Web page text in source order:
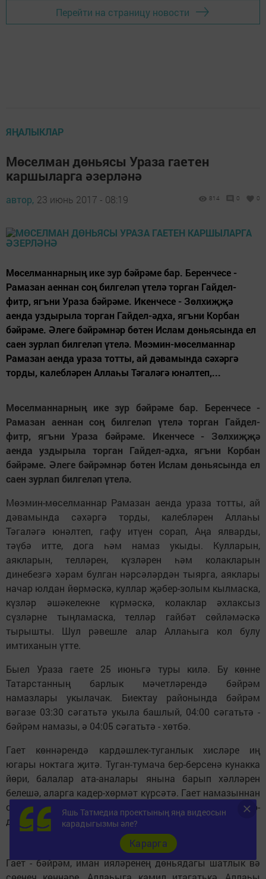
Перейти на страницу новости
ЯҢАЛЫКЛАР
Мөселман дөньясы Ураза гаетен
каршыларга әзерләнә
автор, 23 июнь 2017 - 08:19 814 0 0
Мөселманнарның ике зур бәйрәме бар. Беренчесе -
Рамазан аеннан соң билгеләп үтелә торган Гайдел-
фитр, ягъни Ураза бәйрәме. Икенчесе - Зөлхиҗҗә
аенда уздырыла торган Гайдел-әдха, ягъни Корбан
бәйрәме. Әлеге бәйрәмнәр бөтен Ислам дөньясында ел
саен зурлап билгеләп үтелә. Мөэмин-мөселманнар
Рамазан аенда ураза тотты, ай дәвамында сәхәргә
торды, калебләрен Аллаһы Тәгаләгә юнәлтеп,...
Мөселманнарның ике зур бәйрәме бар. Беренчесе -
Рамазан аеннан соң билгеләп үтелә торган Гайдел-
фитр, ягъни Ураза бәйрәме. Икенчесе - Зөлхиҗҗә
аенда уздырыла торган Гайдел-әдха, ягъни Корбан
бәйрәме. Әлеге бәйрәмнәр бөтен Ислам дөньясында ел
саен зурлап билгеләп үтелә.
Мөэмин-мөселманнар Рамазан аенда ураза тотты, ай
дәвамында сәхәргә торды, калебләрен Аллаһы
Тәгаләгә юнәлтеп, гафу итүен сорап, Аңа ялварды,
тәүбә итте, дога һәм намаз укыды. Кулларын,
аякларын, телләрен, күзләрен һәм колакларын
динебезгә хәрам булган нәрсәләрдән тыярга, аяклары
начар юлдан йөрмәскә, куллар җәбер-золым кылмаска,
күзләр әшәкелекне күрмәскә, колаклар әхлаксыз
сүзләрне тыңламаска, телләр гайбәт сөйләмәскә
тырышты. Шул рәвешле алар Аллаһыга кол булу
имтиханын үтте.
Быел Ураза гаете 25 июньгә туры килә. Бу көнне
Татарстанның барлык мәчетләрендә бәйрәм
намазлары укылачак. Биектау районында бәйрәм
вәгазе 03:30 сәгатьтә укыла башлый, 04:00 сәгатьтә -
бәйрәм намазы, ә 04:05 сәгатьтә - хөтбә.
Гает көннәрендә кардәшлек-туганлык хисләре иң
югары ноктага җитә. Туган-тумача бер-берсенә кунакка
йөри, балалар ата-аналары янына барып хәлләрен
белешә, аларга кадер-хөрмәт күрсәтә. Гает намазыннан
соң авыруларның хәлен белешү, мәрхүмнәрне хәер-
догалар белән искә алу да саваплы эшләрдән санала.
Гает - бәйрәм, иман ияләренең дөньядагы шатлык вә
Яшь Татмедиа проектының яңа видеосын
карадыгызмы әле?
Карарга